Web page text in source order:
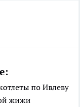
по Ивлеву
жижи